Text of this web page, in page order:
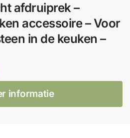
afdruiprek –
accessoire – Voor
in de keuken –
informatie